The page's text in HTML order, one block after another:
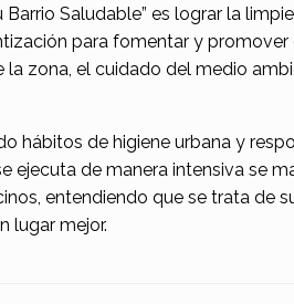
Saludable” es lograr la
para fomentar y promover
zona, el cuidado del medio
hábitos de higiene urbana y
ejecuta de manera intensiva se
entendiendo que se trata de
lugar mejor.